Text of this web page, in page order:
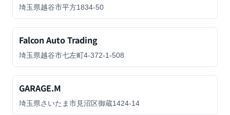
埼玉県越谷市平方1834-50
Falcon Auto Trading
埼玉県越谷市七左町4-372-1-508
GARAGE.M
埼玉県さいたま市見沼区御蔵1424-14